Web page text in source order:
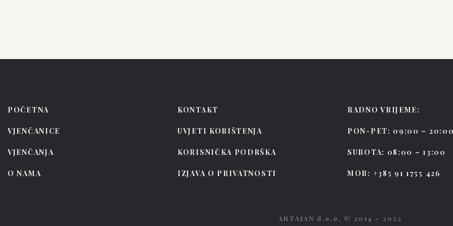
POČETNA
VJENČANICE
VJENČANJA
O NAMA
KONTAKT
UVJETI KORIŠTENJA
KORISNIČKA PODRŠKA
IZJAVA O PRIVATNOSTI
RADNO VRIJEME:
PON-PET: 09:00 – 20:00
SUBOTA: 08:00 – 13:00
MOB: +385 91 1755 426
ARTAJAN d.o.o. © 2014 – 2022